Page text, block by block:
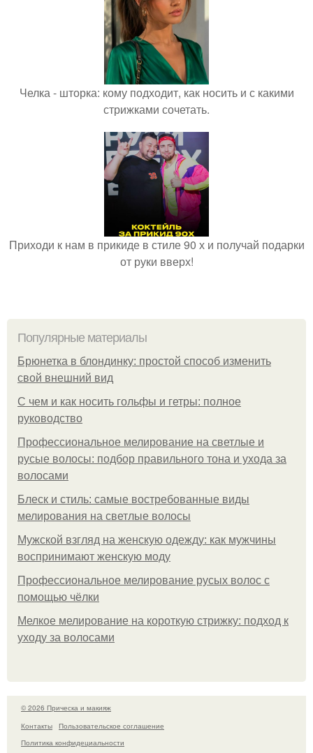
Челка - шторка: кому подходит, как носить и с какими
стрижками сочетать.
Приходи к нам в прикиде в стиле 90 х и получай подарки
от руки вверх!
Популярные материалы
Брюнетка в блондинку: простой способ изменить
свой внешний вид
С чем и как носить гольфы и гетры: полное
руководство
Профессиональное мелирование на светлые и
русые волосы: подбор правильного тона и ухода за
волосами
Блеск и стиль: самые востребованные виды
мелирования на светлые волосы
Мужской взгляд на женскую одежду: как мужчины
воспринимают женскую моду
Профессиональное мелирование русых волос с
помощью чёлки
Мелкое мелирование на короткую стрижку: подход к
уходу за волосами
© 2026 Прическа и макияж
Контакты
Пользовательское соглашение
Политика конфидециальности